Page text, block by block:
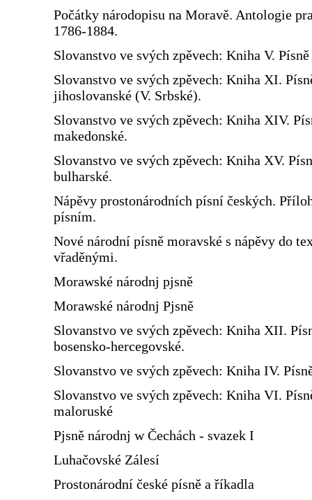
Počátky národopisu na Moravě. Antologie
1786-1884.
Slovanstvo ve svých zpěvech: Kniha V.
Slovanstvo ve svých zpěvech: Kniha XI.
jihoslovanské (V. Srbské).
Slovanstvo ve svých zpěvech: Kniha XIV.
makedonské.
Slovanstvo ve svých zpěvech: Kniha XV.
bulharské.
Nápěvy prostonárodních písní českých.
písním.
Nové národní písně moravské s nápěvy do
vřaděnými.
Morawské národnj pjsně
Morawské národnj Pjsně
Slovanstvo ve svých zpěvech: Kniha XII.
bosensko-hercegovské.
Slovanstvo ve svých zpěvech: Kniha IV.
Slovanstvo ve svých zpěvech: Kniha VI.
maloruské
Pjsně národnj w Čechách - svazek I
Luhačovské Zálesí
Prostonárodní české písně a říkadla